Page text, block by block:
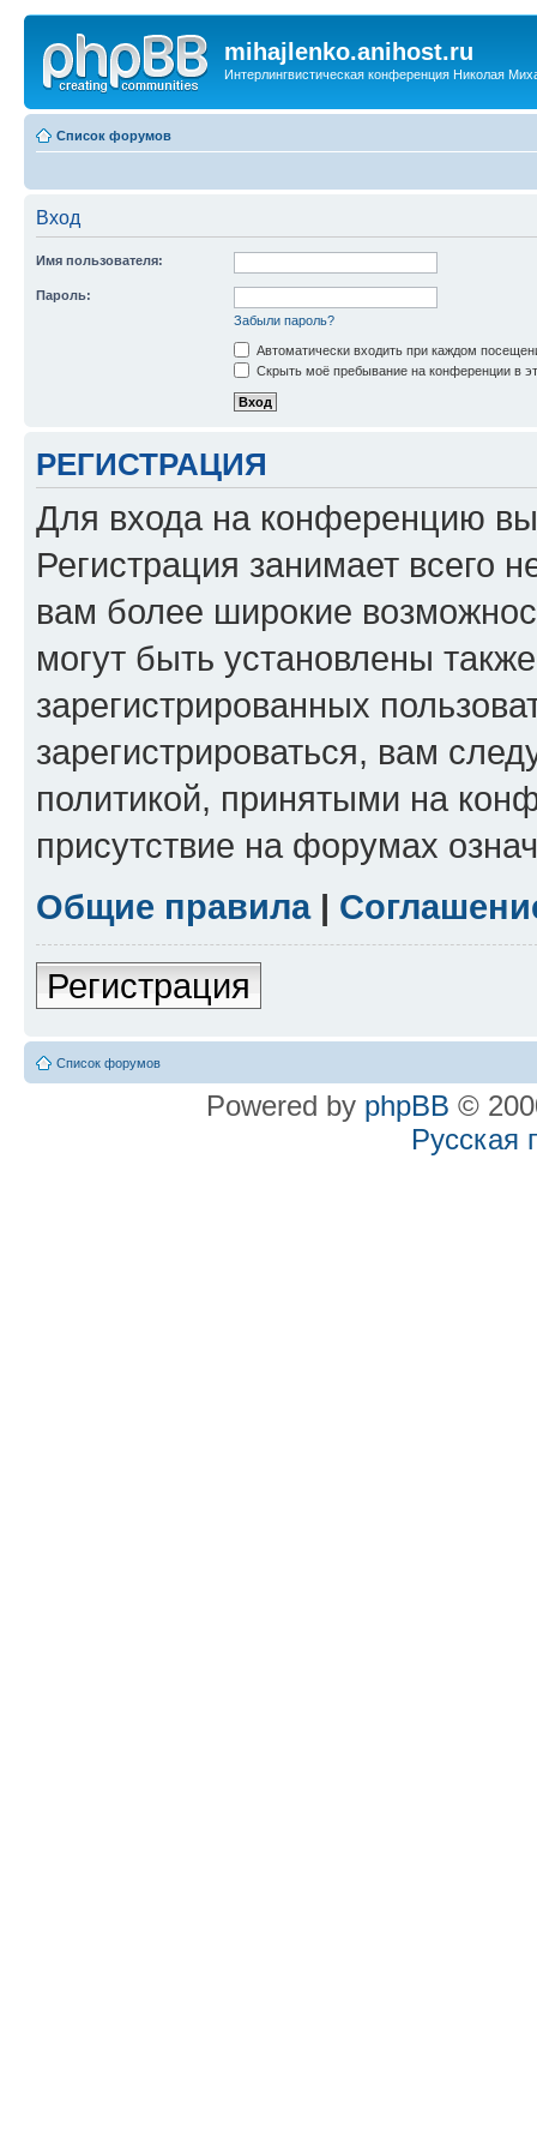
mihajlenko.anihost.ru
Интерлингвистическая конференция Николая
Список форумов
Вход
Имя пользователя:
Пароль:
Забыли пароль?
Автоматически входить при каждом
Скрыть моё пребывание на конференции в
РЕГИСТРАЦИЯ
Для входа на конференцию
Регистрация занимает всего
вам более широкие
могут быть установлены
зарегистрированных
зарегистрироваться, вам
политикой, принятыми на
присутствие на форумах
Общие правила|
Регистрация
Список форумов
Powered by phpBB ©
Русская